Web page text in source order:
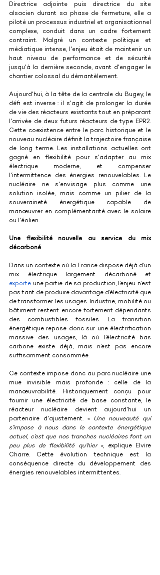
Directrice adjointe puis directrice du site
alsacien durant sa phase de fermeture, elle a
piloté un processus industriel et organisationnel
complexe, conduit dans un cadre fortement
contraint. Malgré un contexte politique et
médiatique intense, l'enjeu était de maintenir un
haut niveau de performance et de sécurité
jusqu'à la dernière seconde, avant d'engager le
chantier colossal du démantèlement.
Aujourd'hui, à la tête de la centrale du Bugey, le
défi est inverse : il s'agit de prolonger la durée
de vie des réacteurs existants tout en préparant
l'arrivée de deux futurs réacteurs de type EPR2.
Cette coexistence entre le parc historique et le
nouveau nucléaire définit la trajectoire française
de long terme. Les installations actuelles ont
gagné en flexibilité pour s'adapter au mix
électrique moderne, et compenser
l'intermittence des énergies renouvelables. Le
nucléaire ne s'envisage plus comme une
solution isolée, mais comme un pilier de la
souveraineté énergétique capable de
manœuvrer en complémentarité avec le solaire
ou l'éolien.
Une flexibilité nouvelle au service du mix
décarboné
Dans un contexte où la France dispose déjà d’un
exporte une partie de sa production, l’enjeu n’est
pas tant de produire davantage d’électricité que
de transformer les usages. Industrie, mobilité ou
bâtiment restent encore fortement dépendants
des combustibles fossiles. La transition
énergétique repose donc sur une électrification
massive des usages, là où l’électricité bas
carbone existe déjà, mais n’est pas encore
suffisamment consommée.
Ce contexte impose donc au parc nucléaire une
mue invisible mais profonde : celle de la
manœuvrabilité. Historiquement conçu pour
fournir une électricité de base constante, le
réacteur nucléaire devient aujourd'hui un
partenaire d'ajustement. « Une nouveauté qui
s’impose à nous dans le contexte énergétique
actuel, c’est que nos tranches nucléaires font un
peu plus de flexibilité qu’hier », explique Elvire
Charre. Cette évolution technique est la
conséquence directe du développement des
énergies renouvelables intermittentes.